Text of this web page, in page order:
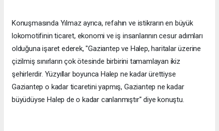
Konuşmasında Yılmaz ayrıca, refahın ve istikrarın en büyük
lokomotifinin ticaret, ekonomi ve iş insanlarının cesur adımları
olduğuna işaret ederek, "Gaziantep ve Halep, haritalar üzerine
çizilmiş sınırların çok ötesinde birbirini tamamlayan ikiz
şehirlerdir. Yüzyıllar boyunca Halep ne kadar ürettiyse
Gaziantep o kadar ticaretini yapmış, Gaziantep ne kadar
büyüdüyse Halep de o kadar canlanmıştır" diye konuştu.